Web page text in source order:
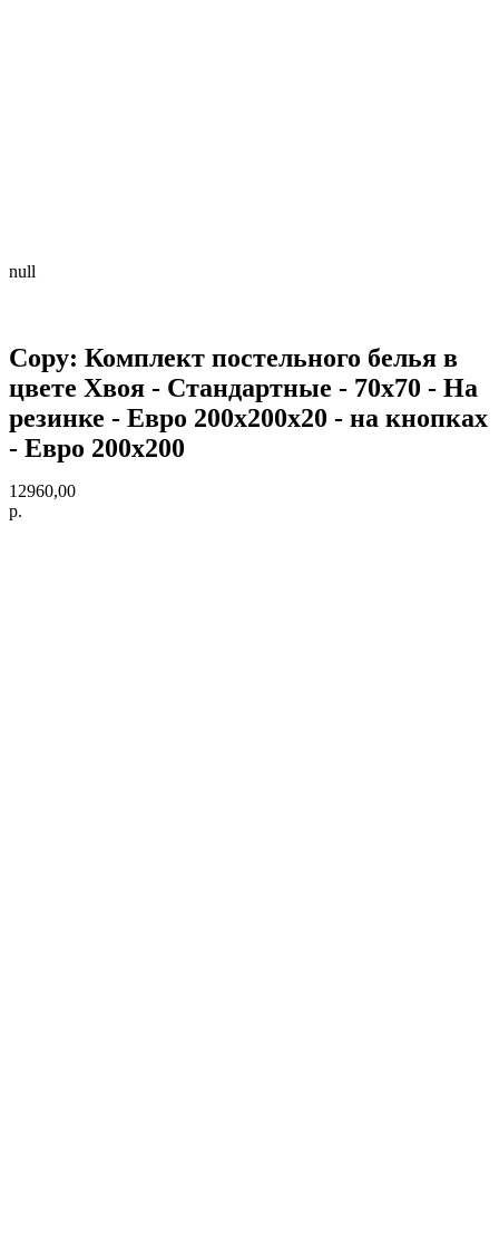
null
Copy: Комплект постельного белья в
цвете Хвоя - Стандартные - 70х70 - На
резинке - Евро 200х200х20 - на кнопках
- Евро 200х200
12960,00
р.